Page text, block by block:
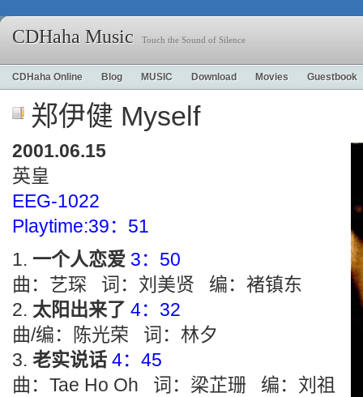
CDHaha Music Touch the Sound of Silence
CDHaha Online Blog MUSIC Download Movies Guestbook
郑伊健 Myself
2001.06.15
英皇
EEG-1022
Playtime:39：51
一个人恋爱 3：50
曲：艺琛 词：刘美贤 编：褚镇东
太阳出来了 4：32
曲/编：陈光荣 词：林夕
老实说话 4：45
曲：Tae Ho Oh 词：梁芷珊 编：刘祖